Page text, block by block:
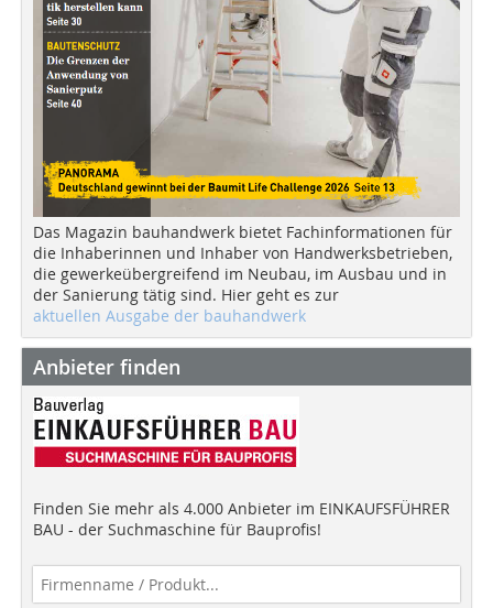
Das Magazin bauhandwerk bietet Fachinformationen für
die Inhaberinnen und Inhaber von Handwerksbetrieben,
die gewerkeübergreifend im Neubau, im Ausbau und in
der Sanierung tätig sind. Hier geht es zur
aktuellen Ausgabe der bauhandwerk
Anbieter finden
Finden Sie mehr als 4.000 Anbieter im EINKAUFSFÜHRER
BAU - der Suchmaschine für Bauprofis!